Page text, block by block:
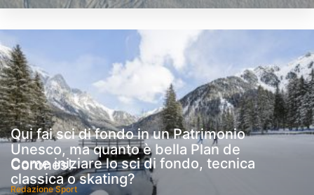
Qui fai sci di fondo in un Patrimonio
Unesco, ma quanto è bella Plan de
Corones!
Redazione Sport
Come iniziare lo sci di fondo, tecnica
classica o skating?